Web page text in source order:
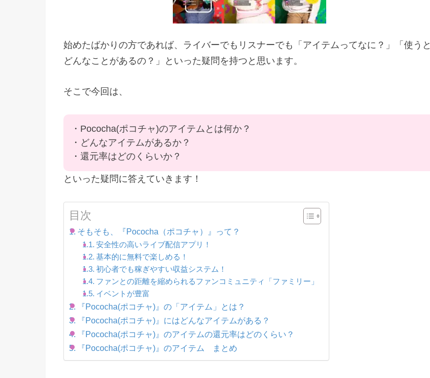
始めたばかりの方であれば、ライバーでもリスナーでも「アイテムってなに？」「使うと
どんなことがあるの？」といった疑問を持つと思います。
そこで今回は、
・Pococha(ポコチャ)のアイテムとは何か？
・どんなアイテムがあるか？
・還元率はどのくらいか？
といった疑問に答えていきます！
目次
そもそも、『Pococha（ポコチャ）』って？
安全性の高いライブ配信アプリ！
基本的に無料で楽しめる！
初心者でも稼ぎやすい収益システム！
ファンとの距離を縮められるファンコミュニティ「ファミリー」
イベントが豊富
『Pococha(ポコチャ)』の「アイテム」とは？
『Pococha(ポコチャ)』にはどんなアイテムがある？
『Pococha(ポコチャ)』のアイテムの還元率はどのくらい？
『Pococha(ポコチャ)』のアイテム まとめ